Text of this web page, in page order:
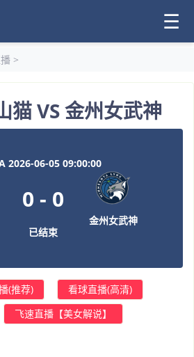
☰
>
猫 VS 金州女武神
2026-06-05 09:00:00
0 - 0
已结束
金州女武神
(推荐)
看球直播(高清)
飞速直播【美女解说】